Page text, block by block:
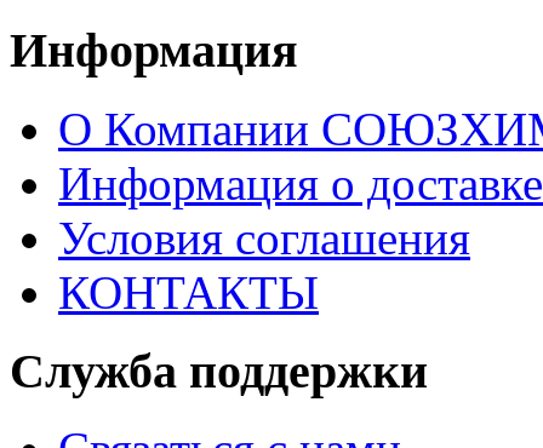
Информация
О Компании
Информация о доставке
Условия соглашения
КОНТАКТЫ
Служба поддержки